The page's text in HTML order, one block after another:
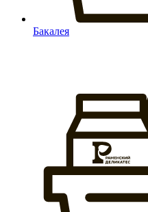
Бакалея